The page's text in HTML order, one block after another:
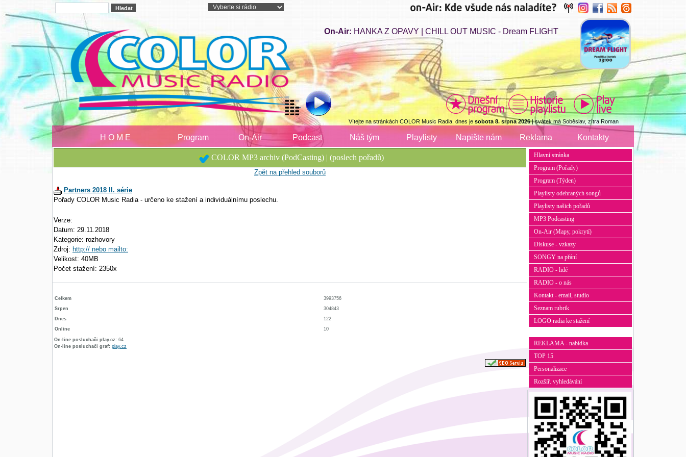
On-Air: HANKA Z OPAVY | CHILL OUT MUSIC - Dream FLIGHT
Vítejte na stránkách COLOR Music Radia, dnes je sobota 8. srpna 2026| svátek má Soběslav, zítra Roman
H O M E Program On-Air Podcast Náš tým Playlisty Napište nám Reklama Kontakty
COLOR MP3 archiv (PodCasting) | (poslech pořadů)
Zpět na přehled souborů
Partners 2018 II. série
Pořady COLOR Music Radia - určeno ke stažení a individuálnímu poslechu.
Verze:
Datum: 29.11.2018
Kategorie: rozhovory
Zdroj: http:// nebo mailto:
Velikost: 40MB
Počet stažení: 2350x
Celkem
3993756
Srpen
304843
Dnes
122
Online
10
On-line posluchači play.cz: 64
On-line posluchači graf: play.cz
Hlavní stránka
Program (Pořady)
Program (Týden)
Playlisty odehraných songů
Playlisty našich pořadů
MP3 Podcasting
On-Air (Mapy, pokrytí)
Diskuse - vzkazy
SONGY na přání
RADIO - lidé
RADIO - o nás
Kontakt - email, studio
Seznam rubrik
LOGO radia ke stažení
REKLAMA - nabídka
TOP 15
Personalizace
Rozšíř. vyhledávání